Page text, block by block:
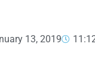
13, 2019